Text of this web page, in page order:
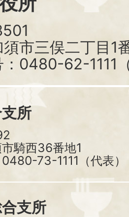
市三俣二丁目1
：0480-62-1111
所
騎西36番地1
73-1111（代表）
支所